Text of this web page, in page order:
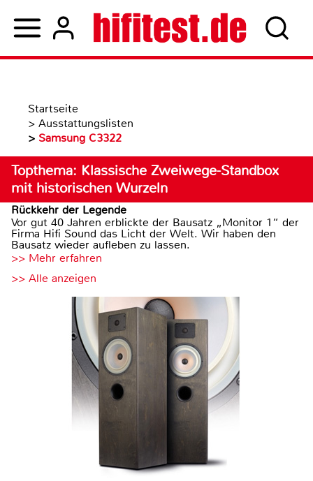
Startseite
> Ausstattungslisten
> Samsung C3322
Topthema: Klassische Zweiwege-Standbox
mit historischen Wurzeln
Rückkehr der Legende
Vor gut 40 Jahren erblickte der Bausatz „Monitor 1“ der
Firma Hifi Sound das Licht der Welt. Wir haben den
Bausatz wieder aufleben zu lassen.
>> Mehr erfahren
>> Alle anzeigen